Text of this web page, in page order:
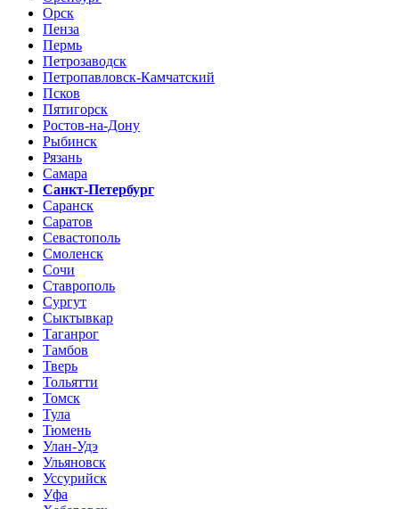
Орск
Пенза
Пермь
Петрозаводск
Петропавловск-Камчатский
Псков
Пятигорск
Ростов-на-Дону
Рыбинск
Рязань
Самара
Санкт-Петербург
Саранск
Саратов
Севастополь
Смоленск
Сочи
Ставрополь
Сургут
Сыктывкар
Таганрог
Тамбов
Тверь
Тольятти
Томск
Тула
Тюмень
Улан-Удэ
Ульяновск
Уссурийск
Уфа